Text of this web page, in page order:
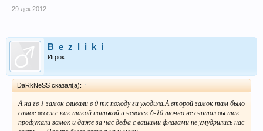
29 дек 2012
B_e_z_l_i_k_i
Игрок
DaRkNeSS сказал(а): ↑
А на гв 1 замок сливали в 0 тк походу ги уходила.А второй замок там было
самое веселье как такой патькой и человек 6-10 точно не считал вы так
профукали замок и даже за час дефа с вашими флагами не умудрились нас